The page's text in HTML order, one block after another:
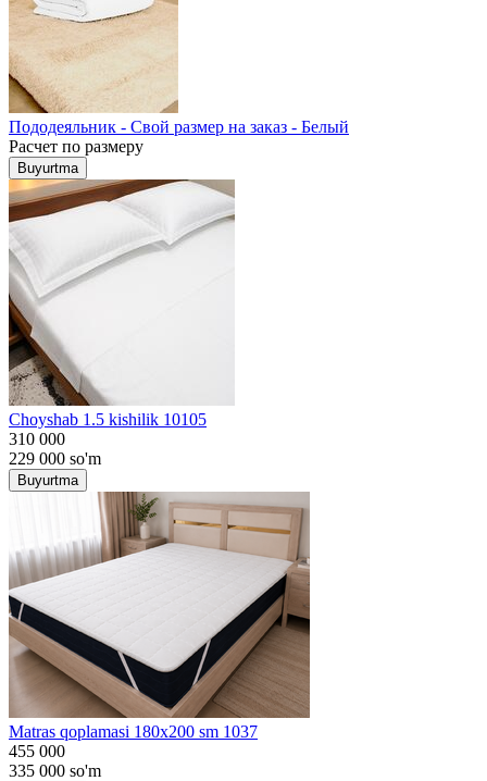
Пододеяльник - Свой размер на заказ - Белый
Расчет по размеру
Buyurtma
Choyshab 1.5 kishilik 10105
310 000
229 000 so'm
Buyurtma
Matras qoplamasi 180x200 sm 1037
455 000
335 000 so'm